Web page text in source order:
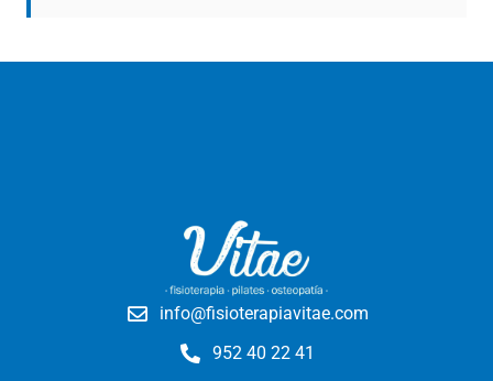
info@fisioterapiavitae.com
952 40 22 41